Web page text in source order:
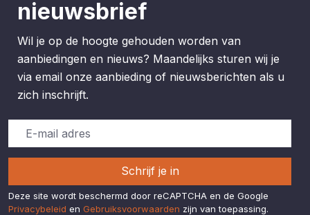
nieuwsbrief
Wil je op de hoogte gehouden worden van
aanbiedingen en nieuws? Maandelijks sturen wij je
via email onze aanbieding of nieuwsberichten als u
zich inschrijft.
Schrijf je in
Deze site wordt beschermd door reCAPTCHA en de Google
Privacybeleid en Gebruiksvoorwaarden zijn van toepassing.